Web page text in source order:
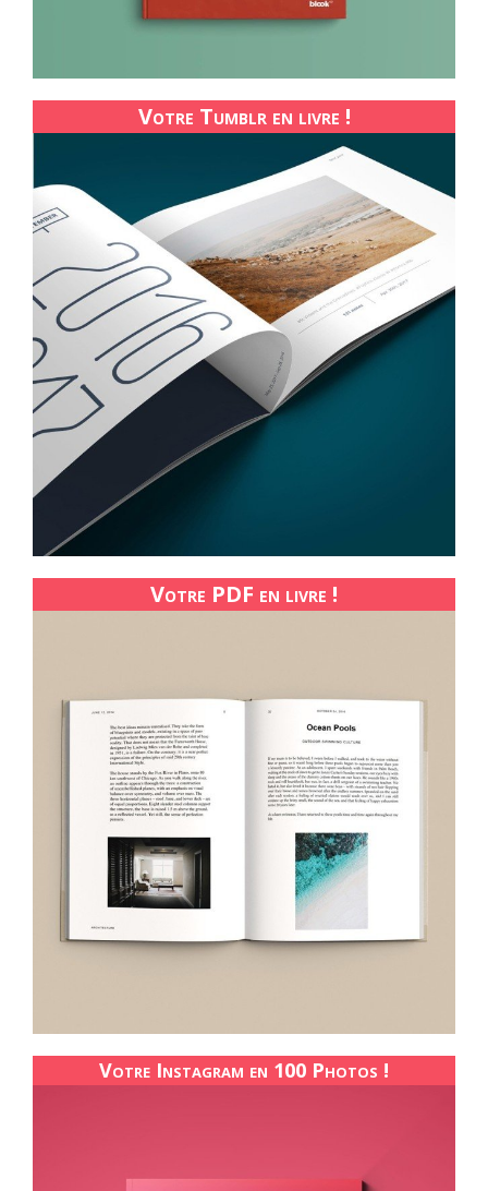
Votre Tumblr en livre !
Votre PDF en livre !
Votre Instagram en 100 Photos !